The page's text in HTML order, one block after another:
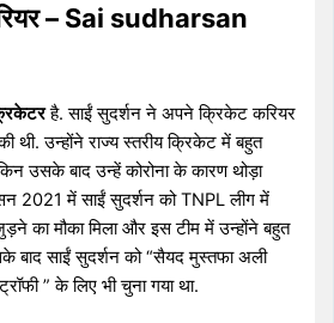
– Sai sudharsan
है. साईं सुदर्शन ने अपने क्रिकेट करियर
उन्होंने राज्य स्तरीय क्रिकेट में बहुत
उसके बाद उन्हें कोरोना के कारण थोड़ा
2021 में साईं सुदर्शन को TNPL लीग में
का मौका मिला और इस टीम में उन्होंने बहुत
बाद साईं सुदर्शन को “सैयद मुस्तफा अली
” के लिए भी चुना गया था.